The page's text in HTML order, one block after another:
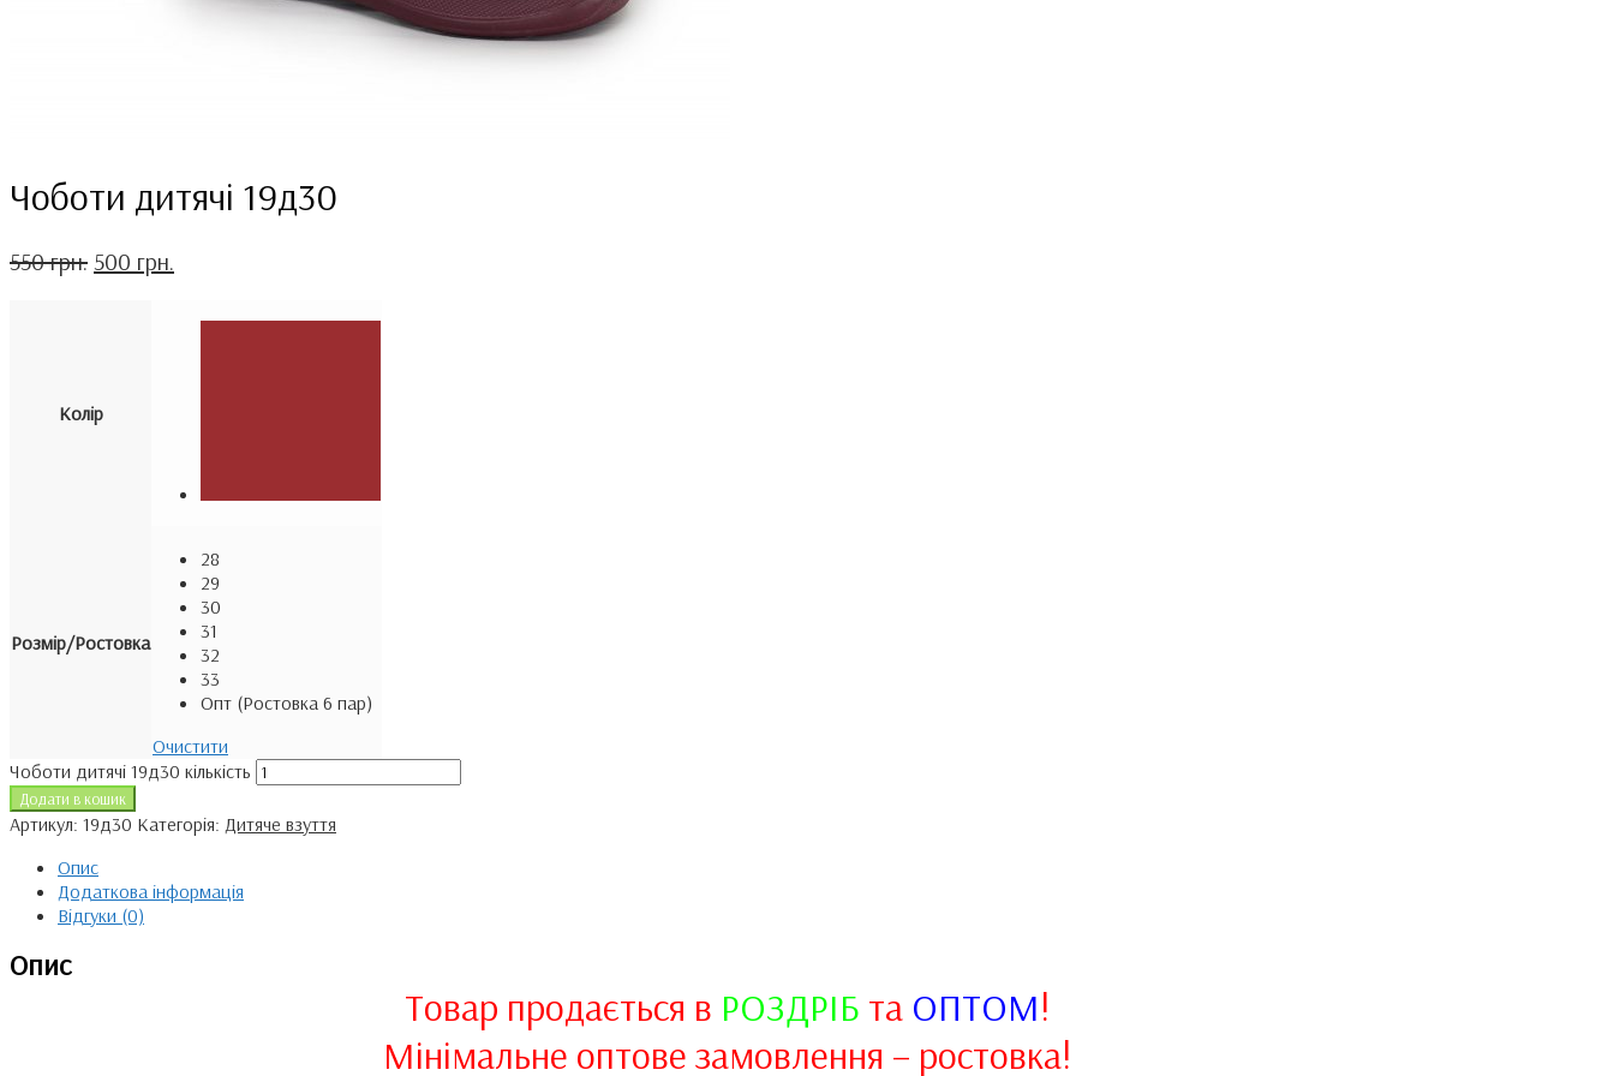
Чоботи дитячі 19д30
550грн. 500 грн.
Колір
Розмір/Ростовка
28
29
30
31
32
33
Опт (Ростовка 6 пар)
Очистити
Чоботи дитячі 19д30 кількість
Додати в кошик
Артикул: 19д30 Категорія: Дитяче взуття
Опис
Додаткова інформація
Відгуки (0)
Опис
Товар продається в РОЗДРІБ та ОПТОМ!
Мінімальне оптове замовлення – ростовка!